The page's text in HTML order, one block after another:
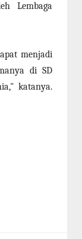
Lembaga
menjadi
di SD
katanya.